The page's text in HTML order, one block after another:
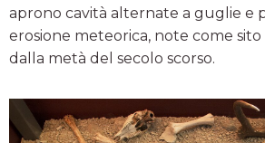
aprono cavità alternate a guglie e
erosione meteorica, note come
dalla metà del secolo scorso.